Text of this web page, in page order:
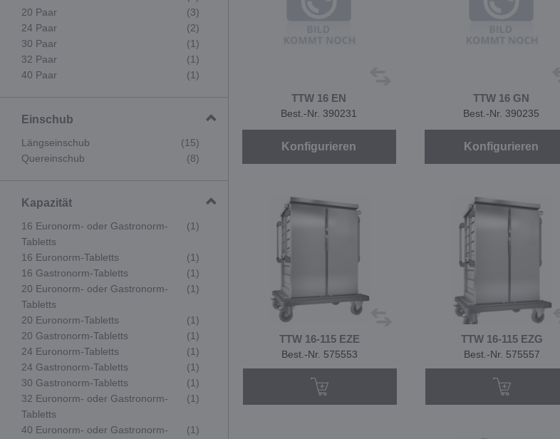
20 Paar
(3)
24 Paar
(2)
30 Paar
(1)
32 Paar
(1)
40 Paar
(1)
Einschub
Längseinschub
(15)
Quereinschub
(8)
Kapazität
16 Euronorm- oder Gastronorm-
Tabletts
(1)
16 Euronorm-Tabletts
(1)
16 Gastronorm-Tabletts
(1)
20 Euronorm- oder Gastronorm-
Tabletts
(1)
20 Euronorm-Tabletts
(1)
20 Gastronorm-Tabletts
(1)
24 Euronorm-Tabletts
(1)
24 Gastronorm-Tabletts
(1)
30 Gastronorm-Tabletts
(1)
32 Euronorm- oder Gastronorm-
Tabletts
(1)
40 Euronorm- oder Gastronorm-
(1)
TTW 16 EN
Best.-Nr. 390231
Konfigurieren
TTW 16 GN
Best.-Nr. 390235
Konfigurieren
TTW 16-115 EZE
Best.-Nr. 575553
TTW 16-115 EZG
Best.-Nr. 575557